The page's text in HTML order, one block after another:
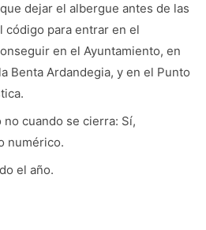
dejar el albergue antes de las
código para entrar en el
en el Ayuntamiento, en
Benta Ardandegia, y en el Punto
cuando se cierra: Sí,
numérico.
el año.